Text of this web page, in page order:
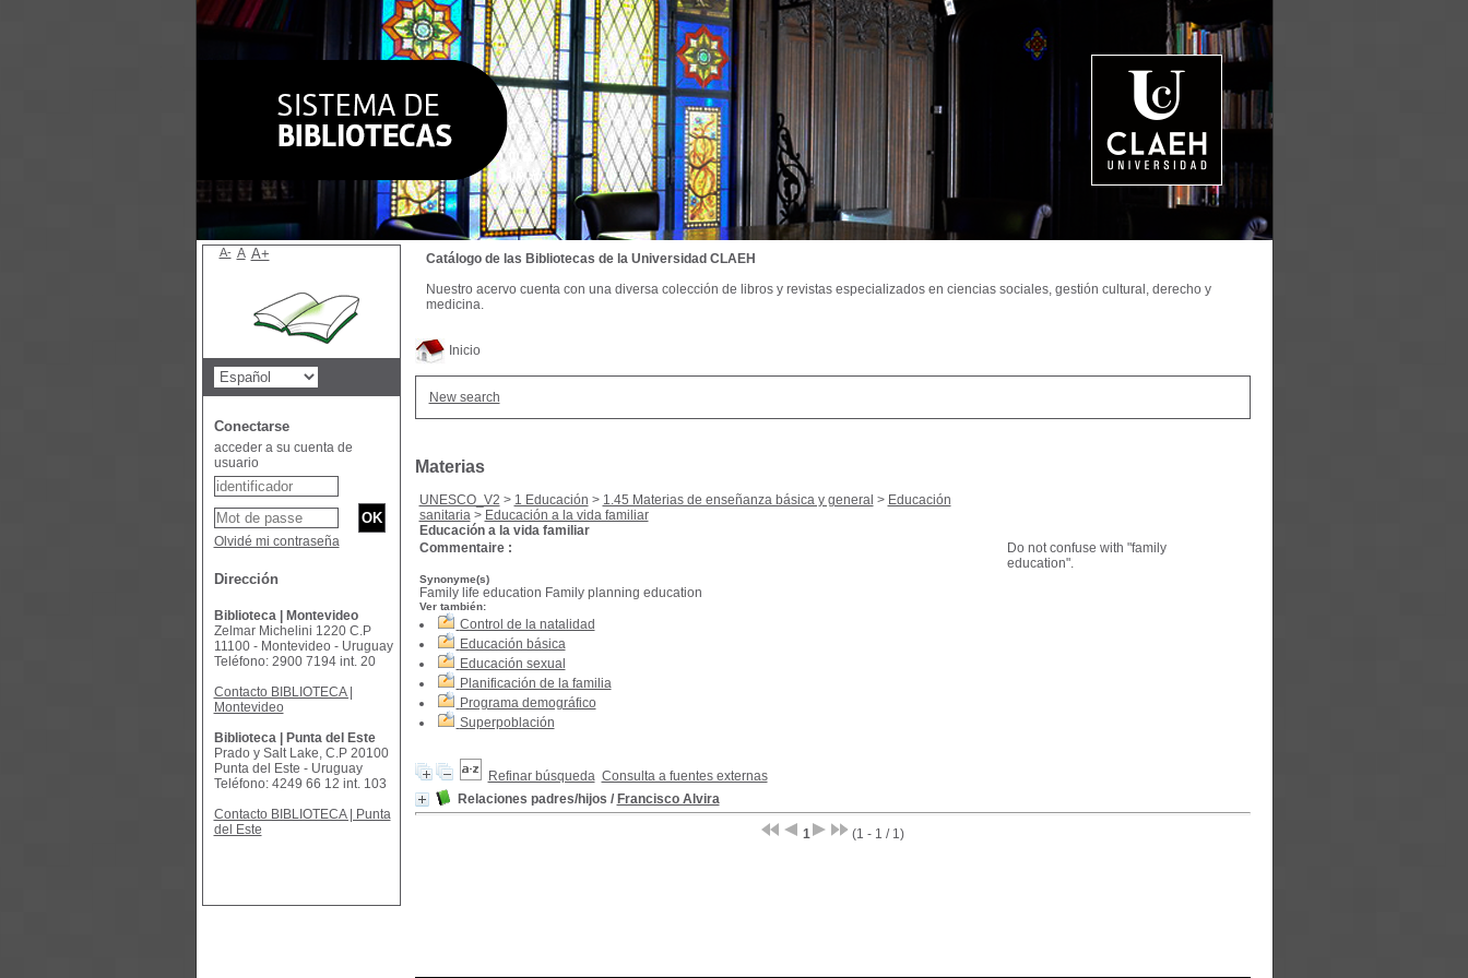
Inicio
New search
Materias
UNESCO_V2 > 1 Educación > 1.45 Materias de enseñanza básica y general > Educación
sanitaria> Educación a la vida familiar
Educación a la vida familiar
Commentaire :
Do not confuse with "family
education".
Synonyme(s)
Family life education Family planning education
Ver también:
Control de la natalidad
Educación básica
Educación sexual
Planificación de la familia
Programa demográfico
Superpoblación
Refinar búsqueda Consulta a fuentes externas
Relaciones padres/hijos / Francisco Alvira
1 (1 - 1 / 1)
Catálogo de las Bibliotecas de la Universidad CLAEH
Nuestro acervo cuenta con una diversa colección de libros y revistas especializados en ciencias sociales, gestión cultural, derecho y
medicina.
A- A A+
Conectarse
acceder a su cuenta de
usuario
Olvidé mi contraseña
Dirección
Biblioteca | Montevideo
Zelmar Michelini 1220 C.P
11100 - Montevideo - Uruguay
Teléfono: 2900 7194 int. 20
Contacto BIBLIOTECA |
Montevideo
Biblioteca | Punta del Este
Prado y Salt Lake, C.P 20100
Punta del Este - Uruguay
Teléfono: 4249 66 12 int. 103
Contacto BIBLIOTECA | Punta
del Este